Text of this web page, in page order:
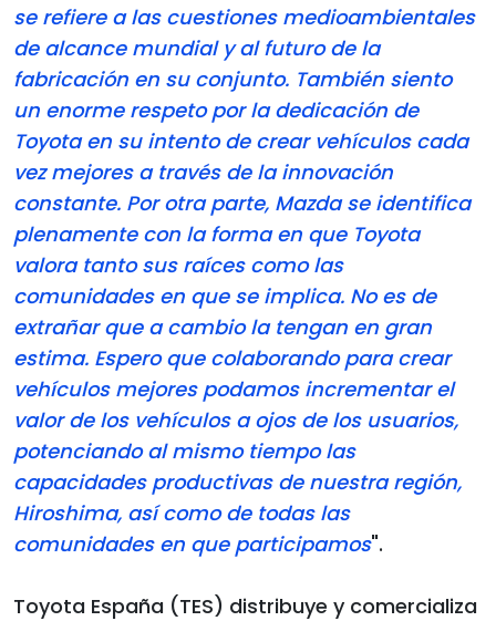
se refiere a las cuestiones medioambientales
de alcance mundial y al futuro de la
fabricación en su conjunto. También siento
un enorme respeto por la dedicación de
Toyota en su intento de crear vehículos cada
vez mejores a través de la innovación
constante. Por otra parte, Mazda se identifica
plenamente con la forma en que Toyota
valora tanto sus raíces como las
comunidades en que se implica. No es de
extrañar que a cambio la tengan en gran
estima. Espero que colaborando para crear
vehículos mejores podamos incrementar el
valor de los vehículos a ojos de los usuarios,
potenciando al mismo tiempo las
capacidades productivas de nuestra región,
Hiroshima, así como de todas las
comunidades en que participamos".
Toyota España (TES) distribuye y comercializa